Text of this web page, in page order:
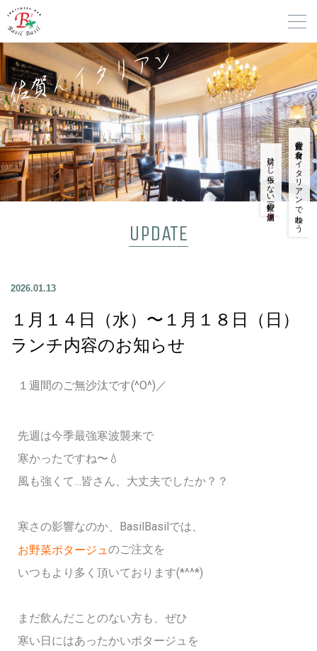
佐賀産の食材をイタリアンで味わう
肩ひじ張らない一軒家の
UPDATE
2026.01.13
１月１４日（水）〜１月１８日（日）
ランチ内容のお知らせ
１週間のご無沙汰です(^O^)／
先週は今季最強寒波襲来で
寒かったですね〜💧
風も強くて…皆さん、大丈夫でしたか？？
寒さの影響なのか、BasilBasilでは、
お野菜ポタージュ のご注文を
いつもより多く頂いております(*^^*)
まだ飲んだことのない方も、ぜひ
寒い日にはあったかいポタージュを